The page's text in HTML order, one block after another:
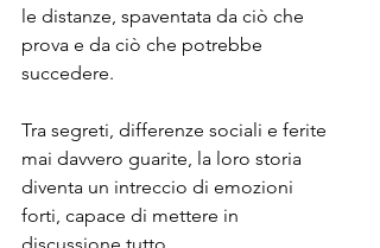
le distanze, spaventata da ciò che
prova e da ciò che potrebbe
succedere.
Tra segreti, differenze sociali e ferite
mai davvero guarite, la loro storia
diventa un intreccio di emozioni
forti, capace di mettere in